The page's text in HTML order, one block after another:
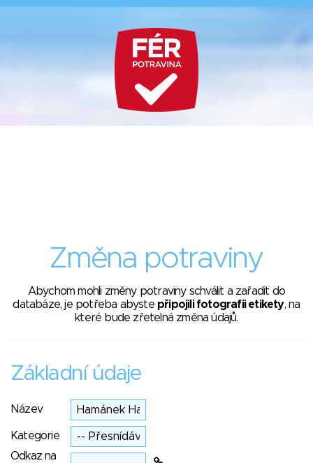
Změna potraviny
Abychom mohli změny potraviny schválit a zařadit do
databáze, je potřeba abyste připojili fotografii etikety, na
které bude zřetelná změna údajů.
Základní údaje
Název
Kategorie
Odkaz na